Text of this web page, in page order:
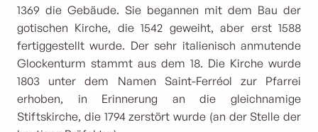
1369 die Gebäude. Sie begannen mit dem Bau der
gotischen Kirche, die 1542 geweiht, aber erst 1588
fertiggestellt wurde. Der sehr italienisch anmutende
Glockenturm stammt aus dem 18. Die Kirche wurde
1803 unter dem Namen Saint-Ferréol zur Pfarrei
erhoben, in Erinnerung an die gleichnamige
Stiftskirche, die 1794 zerstört wurde (an der Stelle der